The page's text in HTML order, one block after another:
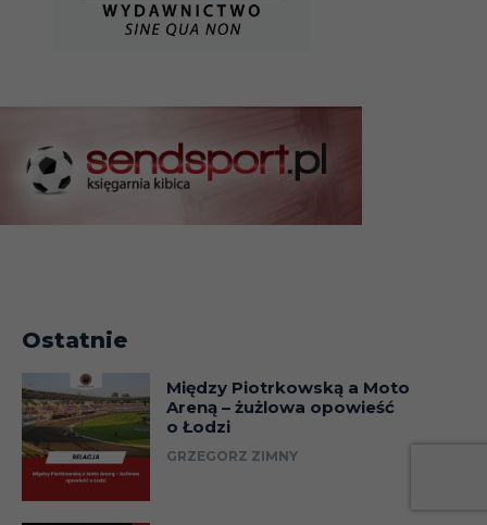
Ostatnie
Między Piotrkowską a Moto
Areną – żużlowa opowieść
o Łodzi
GRZEGORZ ZIMNY